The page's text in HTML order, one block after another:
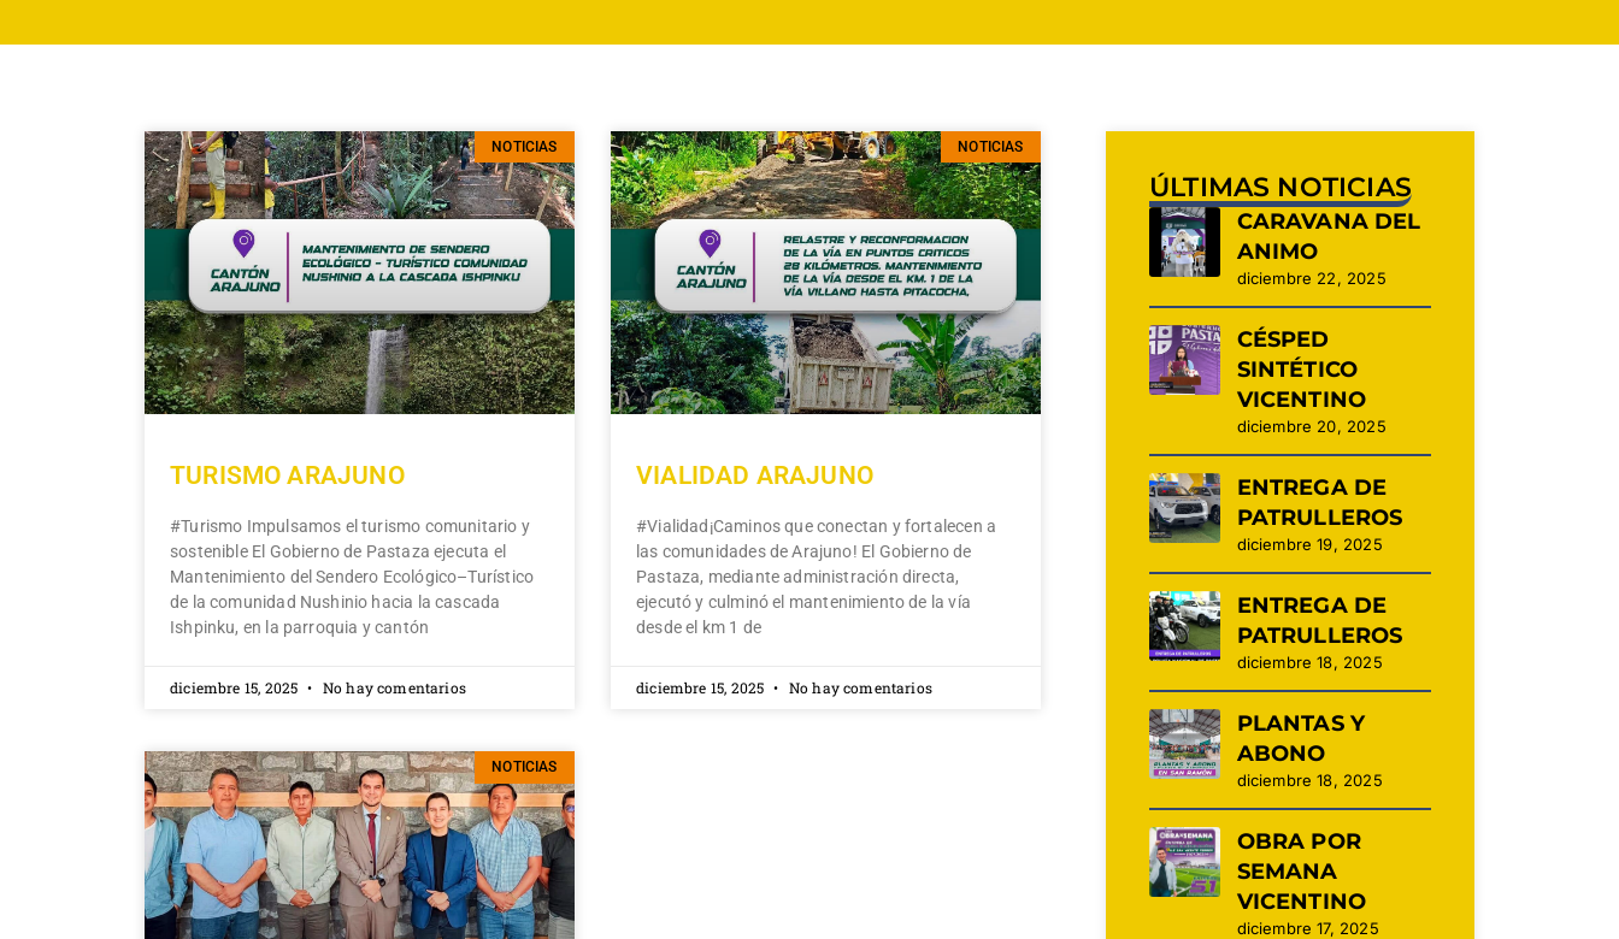
NOTICIAS
TURISMO ARAJUNO
#Turismo Impulsamos el turismo comunitario y
sostenible El Gobierno de Pastaza ejecuta el
Mantenimiento del Sendero Ecológico–Turístico
de la comunidad Nushinio hacia la cascada
Ishpinku, en la parroquia y cantón
diciembre 15, 2025 No hay comentarios
NOTICIAS
VIALIDAD ARAJUNO
#Vialidad¡Caminos que conectan y fortalecen a
las comunidades de Arajuno! El Gobierno de
Pastaza, mediante administración directa,
ejecutó y culminó el mantenimiento de la vía
desde el km 1 de
diciembre 15, 2025 No hay comentarios
NOTICIAS
ÚLTIMAS NOTICIAS
CARAVANA DEL
ANIMO
diciembre 22, 2025
CÉSPED
SINTÉTICO
VICENTINO
diciembre 20, 2025
ENTREGA DE
PATRULLEROS
diciembre 19, 2025
ENTREGA DE
PATRULLEROS
diciembre 18, 2025
PLANTAS Y
ABONO
diciembre 18, 2025
OBRA POR
SEMANA
VICENTINO
diciembre 17, 2025